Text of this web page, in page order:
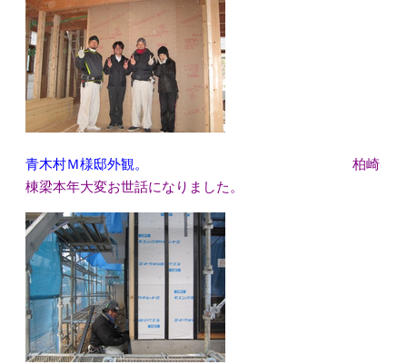
青木村Ｍ様邸外観。
柏崎
棟梁本年大変お世話になりました。